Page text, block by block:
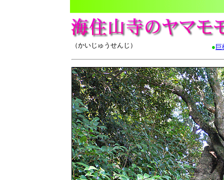
（かいじゅうせんじ） ●